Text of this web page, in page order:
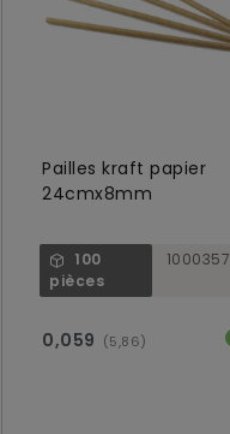
Pailles kraft papier
24cmx8mm
100
pièces
1000357
0,059 (5,86)